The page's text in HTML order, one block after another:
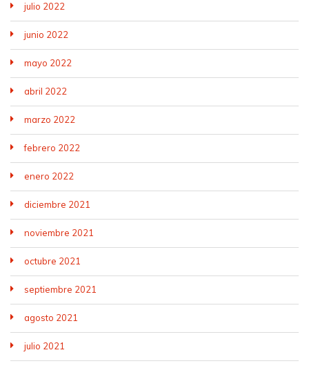
julio 2022
junio 2022
mayo 2022
abril 2022
marzo 2022
febrero 2022
enero 2022
diciembre 2021
noviembre 2021
octubre 2021
septiembre 2021
agosto 2021
julio 2021